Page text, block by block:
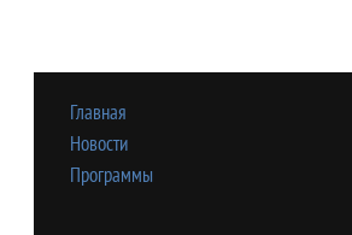
Главная
Новости
Программы